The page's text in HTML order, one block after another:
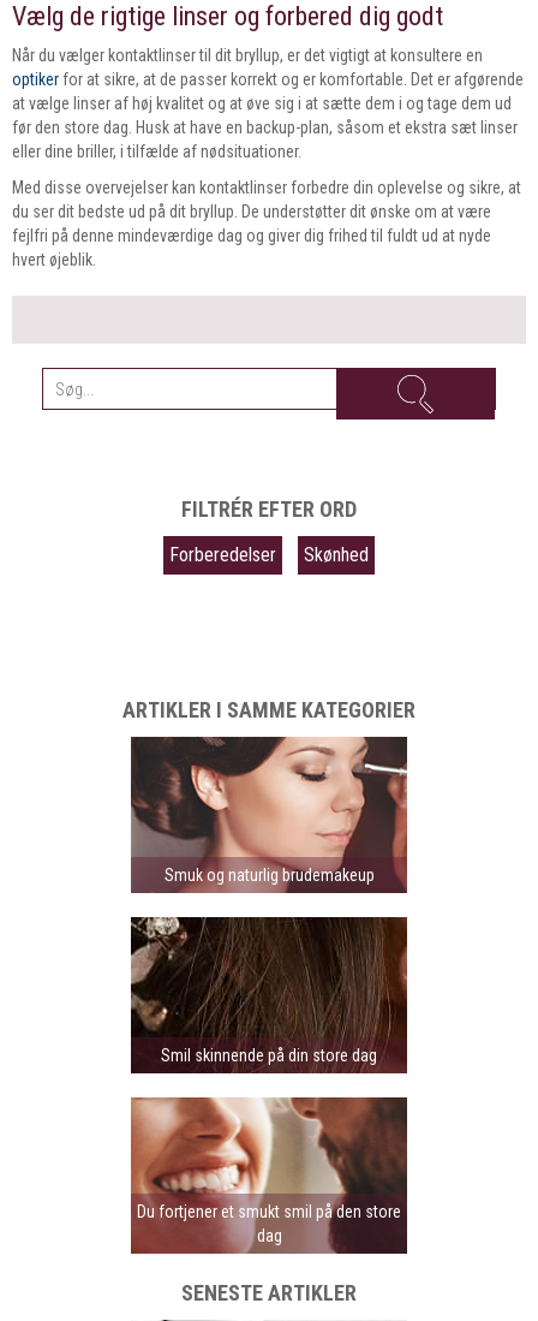
Vælg de rigtige linser og forbered dig godt
Når du vælger kontaktlinser til dit bryllup, er det vigtigt at konsultere en
optiker for at sikre, at de passer korrekt og er komfortable. Det er afgørende
at vælge linser af høj kvalitet og at øve sig i at sætte dem i og tage dem ud
før den store dag. Husk at have en backup-plan, såsom et ekstra sæt linser
eller dine briller, i tilfælde af nødsituationer.
Med disse overvejelser kan kontaktlinser forbedre din oplevelse og sikre, at
du ser dit bedste ud på dit bryllup. De understøtter dit ønske om at være
fejlfri på denne mindeværdige dag og giver dig frihed til fuldt ud at nyde
hvert øjeblik.
FILTRÉR EFTER ORD
Forberedelser Skønhed
ARTIKLER I SAMME KATEGORIER
Smuk og naturlig brudemakeup
Smil skinnende på din store dag
Du fortjener et smukt smil på den store
dag
SENESTE ARTIKLER